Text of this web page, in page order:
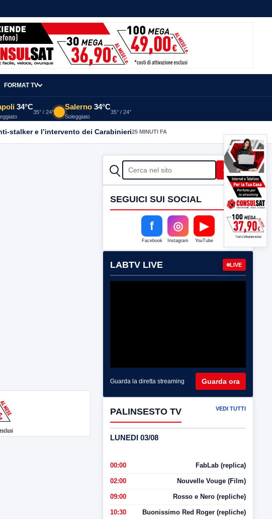
FORMAT TV
34°C
35° / 24°
Salerno 34°C
Soleggiato
35° / 24°
stalker e l’intervento dei Carabinieri25 MINUTI FA
CERCA Cerca
SEGUICI SUI SOCIAL
f
Facebook
◎
Instagram
▶
YouTube
LABTV LIVE LIVE
Guarda la diretta streaming Guarda ora
PALINSESTO TV VEDI TUTTI
LUNEDI 03/08
00:00 FabLab (replica)
02:00 Nouvelle Vouge (Film)
09:00 Rosso e Nero (repliche)
10:30 Buonissimo Red Roger (repliche)